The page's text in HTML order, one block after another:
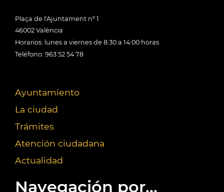
Plaça de l'Ajuntament nº 1
46002 València
Horarios: lunes a viernes de 8:30 a 14:00 horas
Teléfono: 963 52 54 78
Ayuntamiento
La ciudad
Trámites
Atención ciudadana
Actualidad
Navegación por...